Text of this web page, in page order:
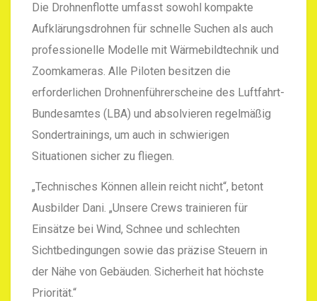
Die Drohnenflotte umfasst sowohl kompakte
Aufklärungsdrohnen für schnelle Suchen als auch
professionelle Modelle mit Wärmebildtechnik und
Zoomkameras. Alle Piloten besitzen die
erforderlichen Drohnenführerscheine des Luftfahrt-
Bundesamtes (LBA) und absolvieren regelmäßig
Sondertrainings, um auch in schwierigen
Situationen sicher zu fliegen.
„Technisches Können allein reicht nicht“, betont
Ausbilder Dani. „Unsere Crews trainieren für
Einsätze bei Wind, Schnee und schlechten
Sichtbedingungen sowie das präzise Steuern in
der Nähe von Gebäuden. Sicherheit hat höchste
Priorität.“